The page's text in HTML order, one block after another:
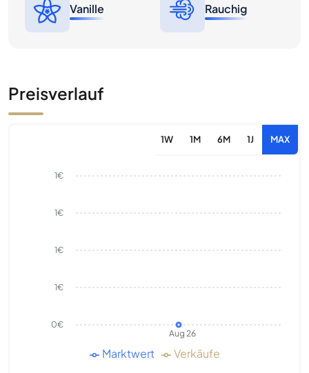
Vanille Rauchig
Preisverlauf
1W 1M 6M 1J MAX
Aug 26
0€
1€
1€
1€
1€
Marktwert Verkäufe